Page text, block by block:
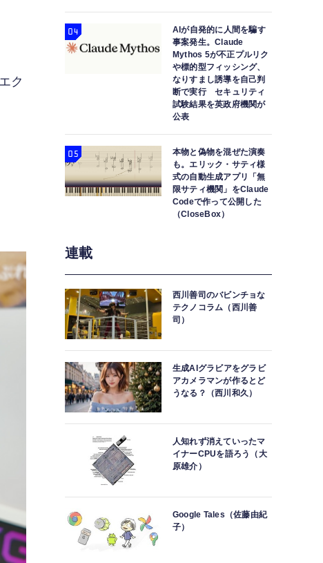
ク
AIが自発的に人間を騙す
事案発生。Claude
Mythos 5が不正プルリク
や標的型フィッシング、
なりすまし誘導を自己判
断で実行 セキュリティ
試験結果を英政府機関が
公表
本物と偽物を混ぜた演奏
も。エリック・サティ様
式の自動生成アプリ「無
限サティ機関」をClaude
Codeで作って公開した
（CloseBox）
連載
西川善司のバビンチョな
テクノコラム（西川善
司）
生成AIグラビアをグラビ
アカメラマンが作るとど
うなる？（西川和久）
人知れず消えていったマ
イナーCPUを語ろう（大
原雄介）
Google Tales（佐藤由紀
子）